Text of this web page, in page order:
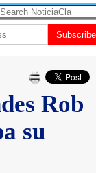
renobacion diSubscribe
Rob
su